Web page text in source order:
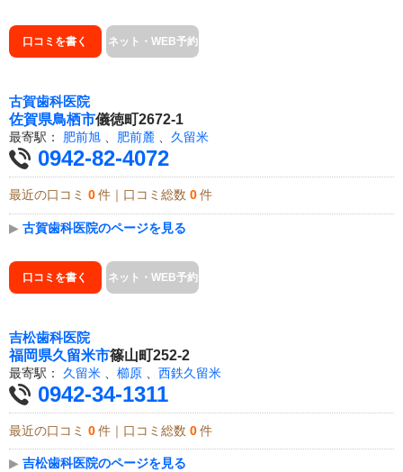
口コミを書く ネット・WEB予約
古賀歯科医院
佐賀県鳥栖市儀徳町2672-1
最寄駅： 肥前旭 肥前麓 久留米
0942-82-4072
最近の口コミ 0 件｜口コミ総数 0 件
▶ 古賀歯科医院のページを見る
口コミを書く ネット・WEB予約
吉松歯科医院
福岡県久留米市篠山町252-2
最寄駅： 久留米 櫛原 西鉄久留米
0942-34-1311
最近の口コミ 0 件｜口コミ総数 0 件
▶ 吉松歯科医院のページを見る